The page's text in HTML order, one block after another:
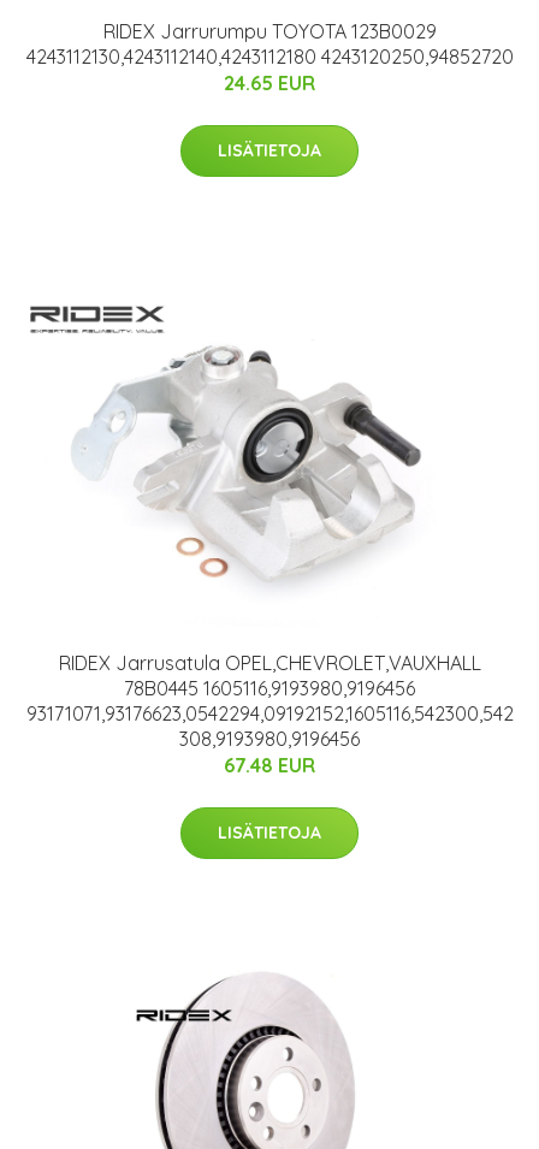
RIDEX Jarrurumpu TOYOTA 123B0029
4243112130,4243112140,4243112180 4243120250,94852720
24.65 EUR
LISÄTIETOJA
RIDEX Jarrusatula OPEL,CHEVROLET,VAUXHALL
78B0445 1605116,9193980,9196456
93171071,93176623,0542294,09192152,1605116,542300,542
308,9193980,9196456
67.48 EUR
LISÄTIETOJA